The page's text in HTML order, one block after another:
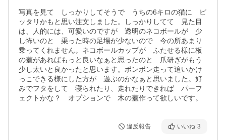
写真を見て　しっかりしてそうで　うちの6キロの猫に　ピ
ッタリかもと思い注文しました。しっかりしてて　見た目
は、人的には、可愛いのですが　透明のネコボールが　少
し怖いのと　乗った時の足場が少ないので　今の所あまり
乗ってくれません。ネコボールカップが　ふたせる様に板
の蓋があればもっと良いなぁと思ったのと　爪研ぎがもう
少し太いと良かったと思います。ポンポン走って追いかけ
っこできる様にした方が　遊ぶのかなぁと思いました。好
みでフタをして　寝られたり、走れたりできれば　パーフ
ェクトかな？　オプションで　木の蓋作って欲しいです。
違反報告 いいね 3